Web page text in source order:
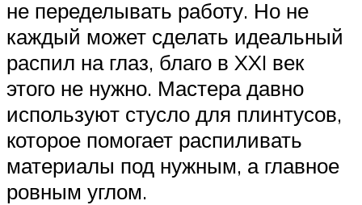
не переделывать работу. Но не
каждый может сделать идеальный
распил на глаз, благо в XXI век
этого не нужно. Мастера давно
используют стусло для плинтусов,
которое помогает распиливать
материалы под нужным, а главное
ровным углом.